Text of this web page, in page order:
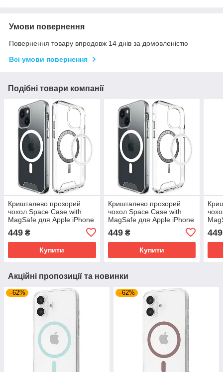
Умови повернення
Повернення товару впродовж 14 днів за домовленістю
Всі умови повернення
Подібні товари компанії
Кришталево прозорий
чохол Space Case with
MagSafe для Apple iPhone
Прозорий
449 ₴
Купити
Кришталево прозорий
чохол Space Case with
MagSafe для Apple iPhone
Прозорий
449₴
Купити
449
Акційні пропозиції та новинки
–62% –62%